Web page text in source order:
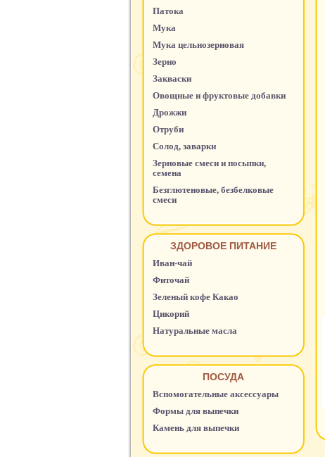
Патока
Мука
Мука цельнозерновая
Зерно
Закваски
Овощные и фруктовые добавки
Дрожжи
Отруби
Солод, заварки
Зерновые смеси и посыпки,
семена
Безглютеновые, безбелковые
смеси
ЗДОРОВОЕ ПИТАНИЕ
Иван-чай
Фиточай
Зеленый кофе Какао
Цикорий
Натуральные масла
ПОСУДА
Вспомогательные аксессуары
Формы для выпечки
Камень для выпечки